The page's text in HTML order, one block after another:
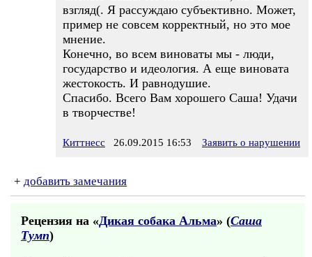
взгляд(. Я рассуждаю субъективно. Может,
пример не совсем корректный, но это мое
мнение.
Конечно, во всем виноваты мы - люди,
государство и идеология. А еще виновата
жестокость. И равнодушие.
Спасибо. Всего Вам хорошего Саша! Удачи
в творчестве!
Киттнесс 26.09.2015 16:53 Заявить о нарушении
+ добавить замечания
Рецензия на «Дикая собака Альма» (Саша
Тумп)